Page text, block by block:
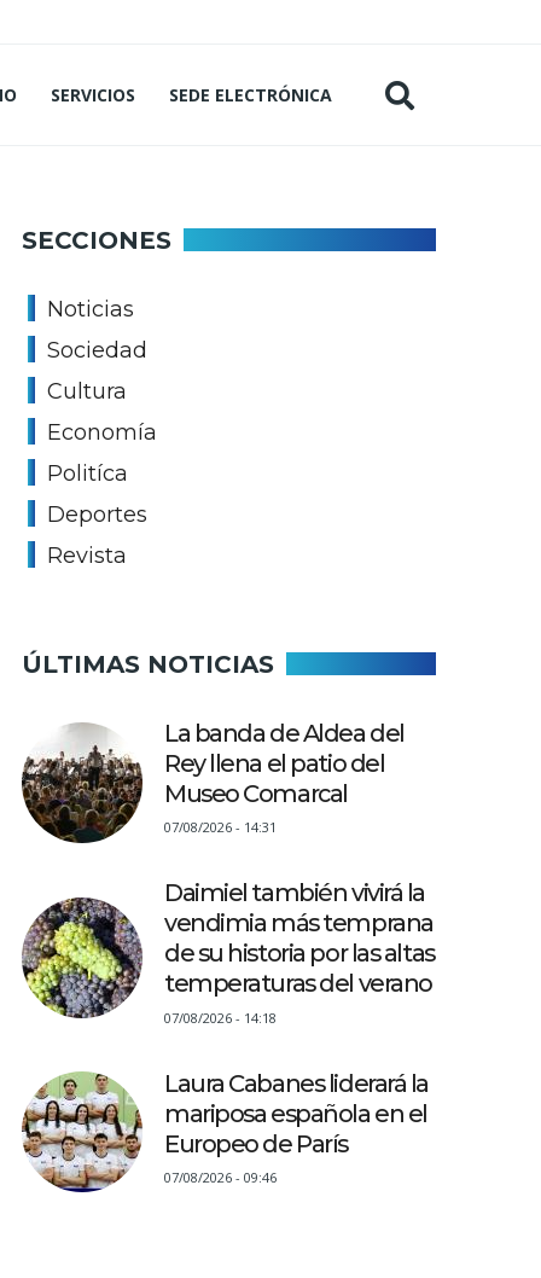
SERVICIOS SEDE ELECTRÓNICA
SECCIONES
Noticias
Sociedad
Cultura
Economía
Politíca
Deportes
Revista
ÚLTIMAS NOTICIAS
La banda de Aldea del
Rey llena el patio del
Museo Comarcal
07/08/2026 - 14:31
Daimiel también vivirá la
vendimia más temprana
de su historia por las altas
temperaturas del verano
07/08/2026 - 14:18
Laura Cabanes liderará la
mariposa española en el
Europeo de París
07/08/2026 - 09:46